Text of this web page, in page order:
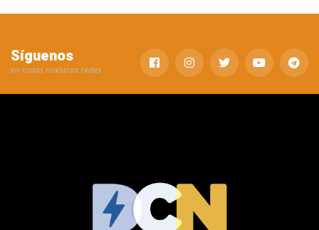
Síguenos
en todas nuestras redes